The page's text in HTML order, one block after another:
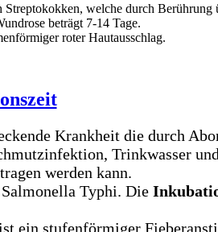
welche durch Berührung
beträgt 7-14 Tage.
roter Hautausschlag.
Krankheit die durch
Trinkwasser
werden kann.
Typhi. Die
ein stufenförmiger